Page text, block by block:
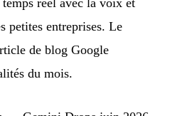
petites entreprises. Le
de blog Google
du mois.